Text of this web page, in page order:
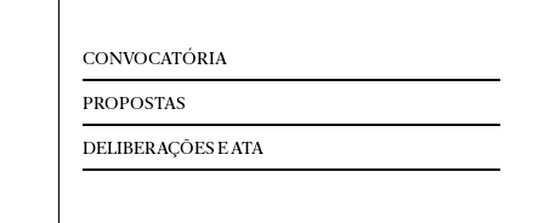
CONVOCATÓRIA
PROPOSTAS
DELIBERAÇÕES E ATA